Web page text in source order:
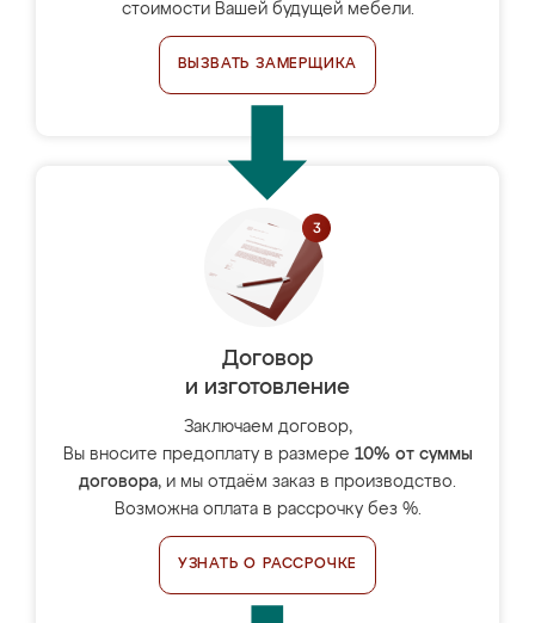
стоимости Вашей будущей мебели.
ВЫЗВАТЬ ЗАМЕРЩИКА
Договор
и изготовление
Заключаем договор,
Вы вносите предоплату в размере 10% от суммы
договора, и мы отдаём заказ в производство.
Возможна оплата в рассрочку без %.
УЗНАТЬ О РАССРОЧКЕ